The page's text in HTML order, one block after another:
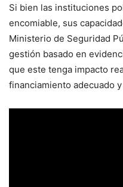
Si bien las instituciones
encomiable, sus
Ministerio de Seguridad
gestión basado en
que este tenga impacto
financiamiento adecuado